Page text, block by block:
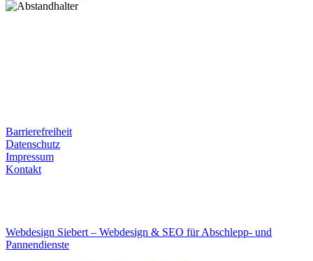
Barrierefreiheit
Datenschutz
Impressum
Kontakt
Webdesign Siebert – Webdesign & SEO für Abschlepp- und
Pannendienste